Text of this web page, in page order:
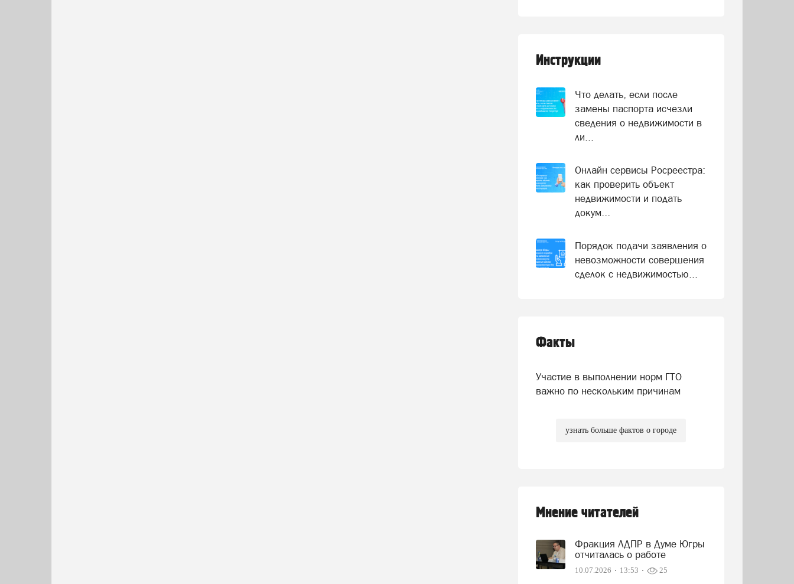
Инструкции
Что делать, если после
замены паспорта исчезли
сведения о недвижимости в
ли...
Онлайн сервисы Росреестра:
как проверить объект
недвижимости и подать
докум...
Порядок подачи заявления о
невозможности совершения
сделок с недвижимостью...
Факты
Участие в выполнении норм ГТО
важно по нескольким причинам
узнать больше фактов о городе
Мнение читателей
Фракция ЛДПР в Думе Югры
отчиталась о работе
10.07.2026 13:53 25